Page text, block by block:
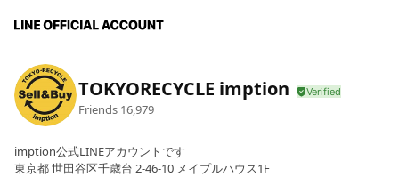
TOKYORECYCLE imption
Friends 16,979
imption公式LINEアカウントです
東京都 世田谷区千歳台 2-46-10 メイプルハウス1F